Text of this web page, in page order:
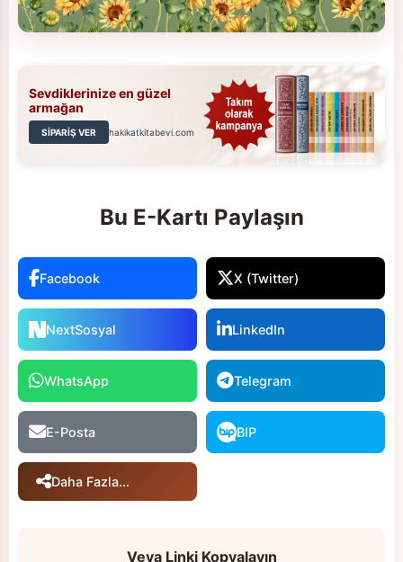
Sevdiklerinize en güzel
armağan
SİPARİŞ VER hakikatkitabevi.com
Bu E-Kartı Paylaşın
Facebook X (Twitter)
NextSosyal LinkedIn
WhatsApp Telegram
E-Posta BIP
Daha Fazla...
Veya Linki Kopyalayın